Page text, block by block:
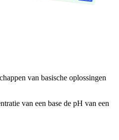
van basische oplossingen
van een base de pH van een